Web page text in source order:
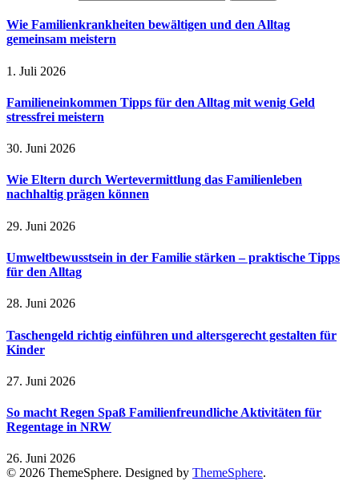
Wie Familienkrankheiten bewältigen und den Alltag
gemeinsam meistern
1. Juli 2026
Familieneinkommen Tipps für den Alltag mit wenig Geld
stressfrei meistern
30. Juni 2026
Wie Eltern durch Wertevermittlung das Familienleben
nachhaltig prägen können
29. Juni 2026
Umweltbewusstsein in der Familie stärken – praktische Tipps
für den Alltag
28. Juni 2026
Taschengeld richtig einführen und altersgerecht gestalten für
Kinder
27. Juni 2026
So macht Regen Spaß Familienfreundliche Aktivitäten für
Regentage in NRW
26. Juni 2026
© 2026 ThemeSphere. Designed by ThemeSphere.